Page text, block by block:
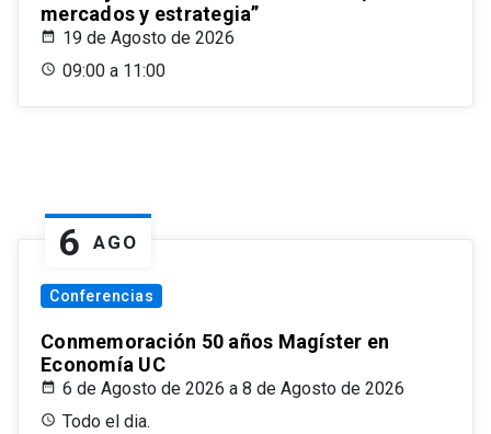
mercados y estrategia”
19 de Agosto de 2026
09:00 a 11:00
6 AGO
Conferencias
Conmemoración 50 años Magíster en
Economía UC
6 de Agosto de 2026 a 8 de Agosto de 2026
Todo el dia.